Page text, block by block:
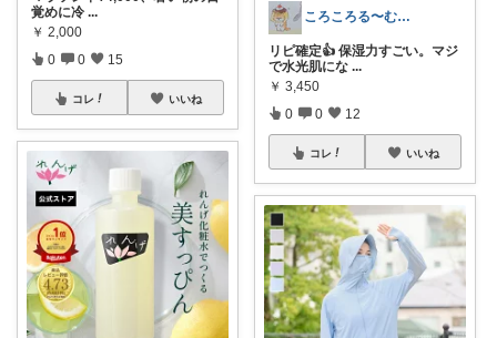
覚めに冷 ...
￥ 2,000
0 0 15
コレ いいね
ころころる〜む✨経由購入感謝です✨
リピ確定👍 保湿力すごい。マジ
で水光肌にな ...
￥ 3,450
0 0 12
コレ いいね